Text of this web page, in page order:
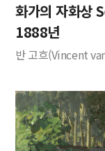
화가의 자화
1888년
반 고흐(Vincent